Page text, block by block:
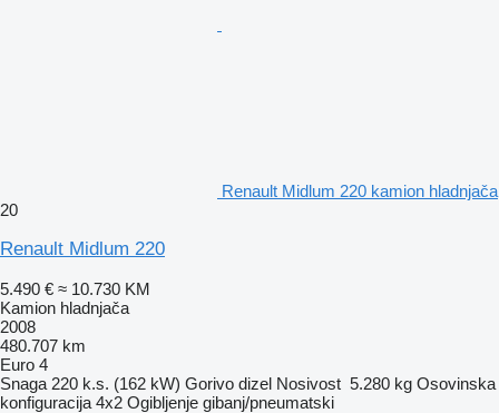
Renault Midlum 220 kamion hladnjača
20
Renault Midlum 220
5.490 € ≈ 10.730 KM
Kamion hladnjača
2008
480.707 km
Euro 4
Snaga 220 k.s. (162 kW) Gorivo dizel Nosivost 5.280 kg Osovinska
konfiguracija 4x2 Ogibljenje gibanj/pneumatski